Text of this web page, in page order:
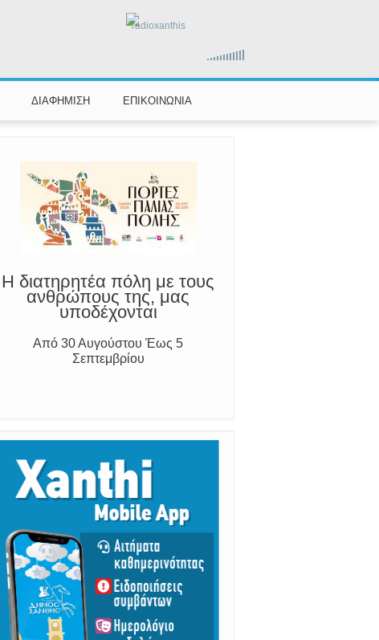
radioxanthis
ΔΙΑΦΗΜΙΣΗ ΕΠΙΚΟΙΝΩΝΙΑ
Η διατηρητέα πόλη με τους
ανθρώπους της, μας
υποδέχονται
Από 30 Αυγούστου Έως 5
Σεπτεμβρίου
Παραμένουμε Προσεκτικοί
Καλούμε Άμεσα την Πυροσβεστική στο